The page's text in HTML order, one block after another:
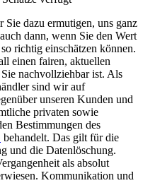
dazu ermutigen, uns ganz
dann, wenn Sie den Wert
richtig einschätzen können.
einen fairen, aktuellen
nachvollziehbar ist. Als
sind wir auf
unseren Kunden und
privaten sowie
Bestimmungen des
behandelt. Das gilt für die
und die Datenlöschung.
als absolut
Kommunikation und